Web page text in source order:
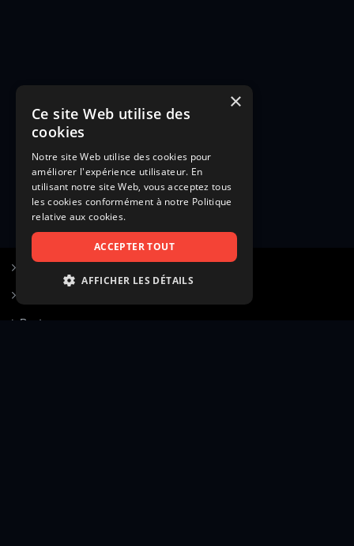
Poster une annonce
×
Ce site Web utilise des
cookies
Notre site Web utilise des cookies pour
améliorer l'expérience utilisateur. En
utilisant notre site Web, vous acceptez tous
les cookies conformément à notre Politique
relative aux cookies.
ACCEPTER TOUT
AFFICHER LES DÉTAILS